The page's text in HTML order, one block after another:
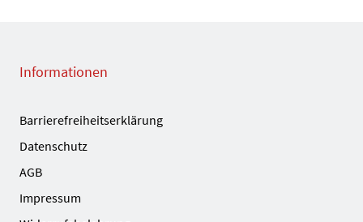
Informationen
Barrierefreiheitserklärung
Datenschutz
AGB
Impressum